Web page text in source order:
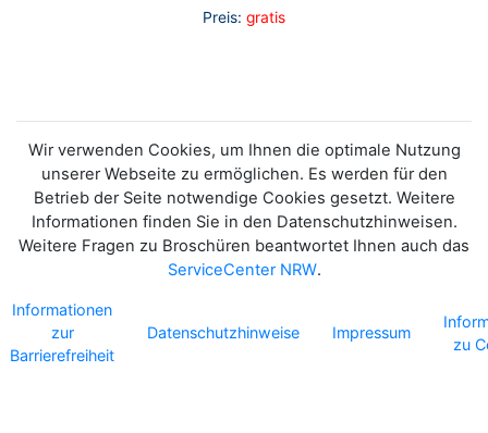
Preis: gratis
Wir verwenden Cookies, um Ihnen die optimale Nutzung
unserer Webseite zu ermöglichen. Es werden für den
Betrieb der Seite notwendige Cookies gesetzt. Weitere
Informationen finden Sie in den Datenschutzhinweisen.
Weitere Fragen zu Broschüren beantwortet Ihnen auch das
ServiceCenter NRW.
Informationen
zur
Barrierefreiheit
Datenschutzhinweise Impressum
zu